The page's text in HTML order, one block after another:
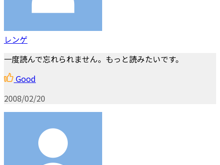
レンゲ
一度読んで忘れられません。もっと読みたいです。
Good
2008/02/20